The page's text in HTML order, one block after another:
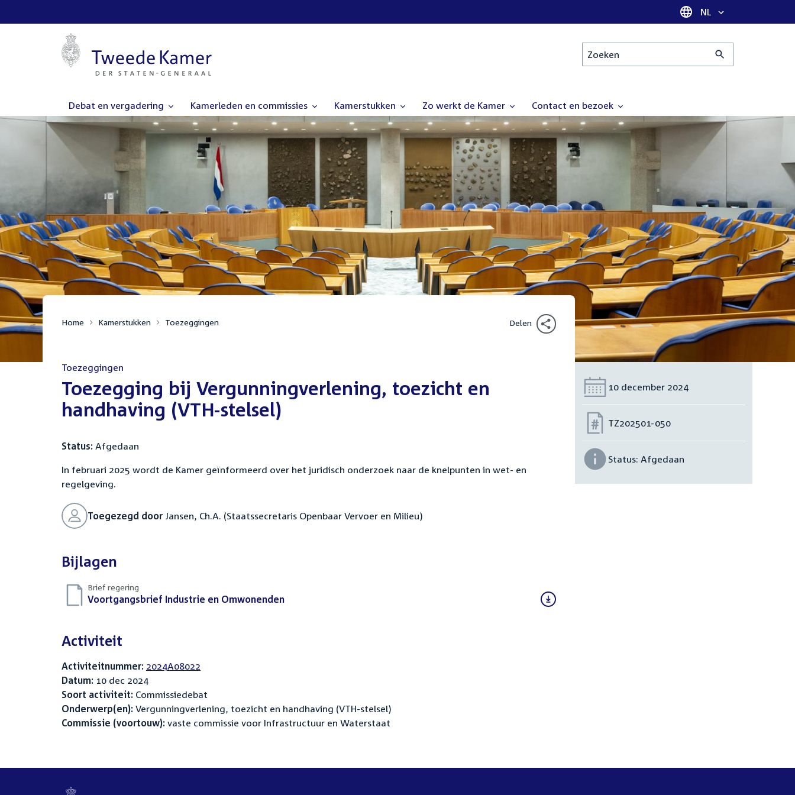
Taal selectie
NL
Zoeken
Debat en vergadering Kamerleden en commissies Kamerstukken Zo werkt de Kamer Contact en bezoek
Home Kamerstukken Toezeggingen Delen
Toezeggingen
:Toezegging bij Vergunningverlening, toezicht en
handhaving (VTH-stelsel)
Status: Afgedaan
In februari 2025 wordt de Kamer geïnformeerd over het juridisch onderzoek naar de knelpunten in wet- en
regelgeving.
Toegezegd door Jansen, Ch.A. (Staatssecretaris Openbaar Vervoer en Milieu)
Bijlagen
Brief regering
Download
Voortgangsbrief Industrie en Omwonenden
Activiteit
Activiteitnummer: 2024A08022
Datum: 10 dec 2024
Soort activiteit: Commissiedebat
Onderwerp(en): Vergunningverlening, toezicht en handhaving (VTH-stelsel)
Commissie (voortouw): vaste commissie voor Infrastructuur en Waterstaat
Datum:
10 december 2024
Nummer:
TZ202501-050
Status: Afgedaan